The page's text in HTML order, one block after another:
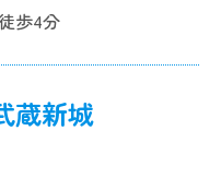
歩4分
蔵新城